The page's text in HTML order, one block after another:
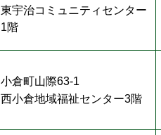
東宇治コミュニティセンター
1階
小倉町山際63-1
西小倉地域福祉センター3階